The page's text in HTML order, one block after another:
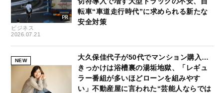
ビジネス
2026.07.21
転車“車道走行時代”に求められる新たな
安全対策
NEW
大久保佳代子が50代でマンション購入…
きっかけは浴槽裏の湯垢地獄、「レギュ
ラー番組が多いほどローンを組みやす
い」不動産屋に言われた“芸能人ならでは